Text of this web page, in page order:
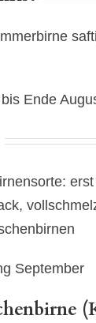
Ende
September